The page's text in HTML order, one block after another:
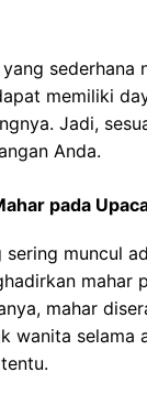
sederhana
memiliki
Jadi,
Anda.
pada
sering muncul
mahar
mahar
wanita selama